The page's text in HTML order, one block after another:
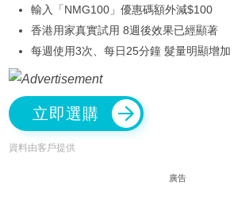
輸入「NMG100」優惠碼額外減$100
香港用家真實試用 8週後效果已經顯著
每週使用3次、每日25分鐘 髮量明顯增加
立即選購
資料由客戶提供
廣告